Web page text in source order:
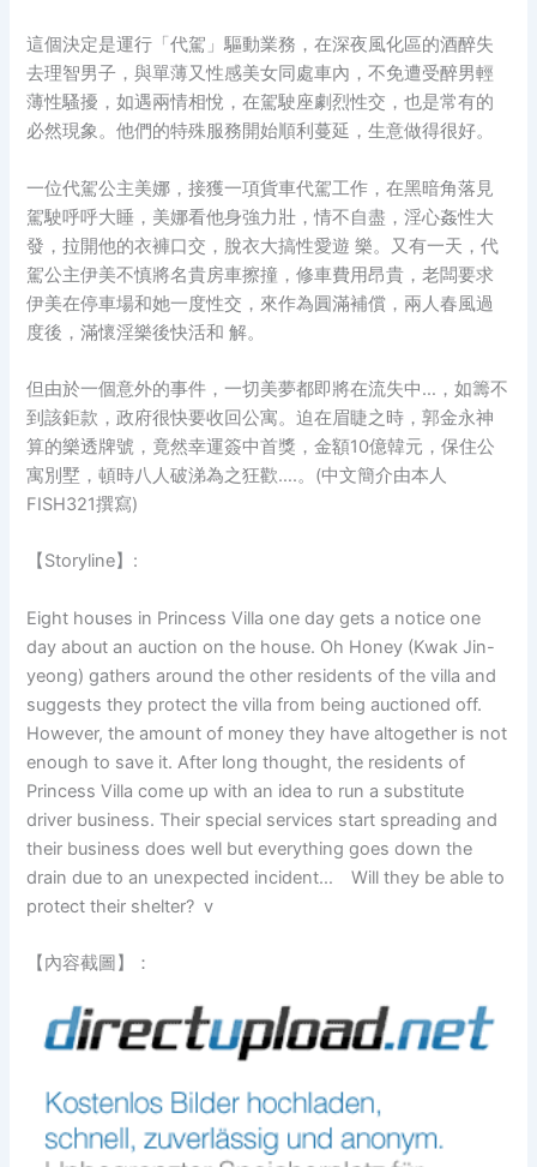
這個決定是運行「代駕」驅動業務，在深夜風化區的酒醉失
去理智男子，與單薄又性感美女同處車內，不免遭受醉男輕
薄性騷擾，如遇兩情相悅，在駕駛座劇烈性交，也是常有的
必然現象。他們的特殊服務開始順利蔓延，生意做得很好。
一位代駕公主美娜，接獲一項貨車代駕工作，在黑暗角落見
駕駛呼呼大睡，美娜看他身強力壯，情不自盡，淫心姦性大
發，拉開他的衣褲口交，脫衣大搞性愛遊 樂。又有一天，代
駕公主伊美不慎將名貴房車擦撞，修車費用昂貴，老闆要求
伊美在停車場和她一度性交，來作為圓滿補償，兩人春風過
度後，滿懷淫樂後快活和 解。
但由於一個意外的事件，一切美夢都即將在流失中…，如籌不
到該鉅款，政府很快要收回公寓。迫在眉睫之時，郭金永神
算的樂透牌號，竟然幸運簽中首獎，金額10億韓元，保住公
寓別墅，頓時八人破涕為之狂歡….。(中文簡介由本人
FISH321撰寫)
【Storyline】:
Eight houses in Princess Villa one day gets a notice one
day about an auction on the house. Oh Honey (Kwak Jin-
yeong) gathers around the other residents of the villa and
suggests they protect the villa from being auctioned off.
However, the amount of money they have altogether is not
enough to save it. After long thought, the residents of
Princess Villa come up with an idea to run a substitute
driver business. Their special services start spreading and
their business does well but everything goes down the
drain due to an unexpected incident… Will they be able to
protect their shelter? v
【內容截圖】：